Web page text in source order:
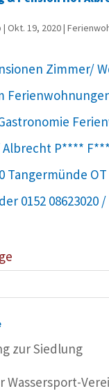
| Okt. 19, 2020|
Zimmer/
Albrecht P****
Tangermünde
0152 08623020 /
zur Siedlung
Wassersport-